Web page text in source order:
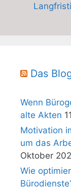
Das
Wenn
alte Akten
Motivation
um das
Oktober
Wie